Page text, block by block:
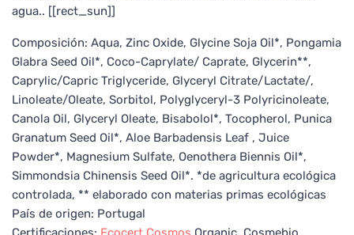
agua.. [[rect_sun]]
Composición: Aqua, Zinc Oxide, Glycine Soja Oil*, Pongamia
Glabra Seed Oil*, Coco-Caprylate/ Caprate, Glycerin**,
Caprylic/Capric Triglyceride, Glyceryl Citrate/Lactate/,
Linoleate/Oleate, Sorbitol, Polyglyceryl-3 Polyricinoleate,
Canola Oil, Glyceryl Oleate, Bisabolol*, Tocopherol, Punica
Granatum Seed Oil*, Aloe Barbadensis Leaf , Juice
Powder*, Magnesium Sulfate, Oenothera Biennis Oil*,
Simmondsia Chinensis Seed Oil*. *de agricultura ecológica
controlada, ** elaborado con materias primas ecológicas
País de origen: Portugal